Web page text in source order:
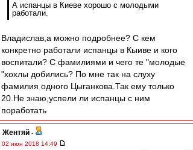
А испанцы в Киеве хорошо с молодыми
работали.
Владислав,а можно подробнее? С кем
конкретно работали испанцы в Кыиве и кого
воспитали? С фамилиями и чего те "молодые
"хохлы добились? По мне так на слуху
фамилия одного Цыганкова.Так ему только
20.Не знаю,успели ли испанцы с ним
поработать
Жентяй -
02 июн 2018 14:49